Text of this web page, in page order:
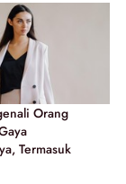
Orang
Termasuk